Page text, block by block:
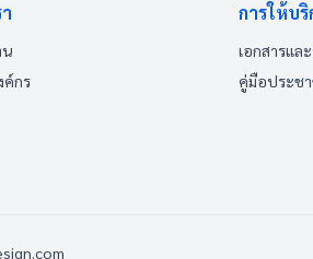
ค์กร
การให้บริ
เอกสารแล
คู่มือประช